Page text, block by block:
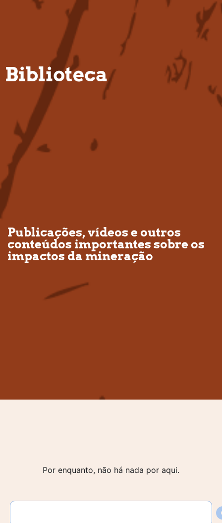
Biblioteca
Publicações, vídeos e outros
conteúdos importantes sobre os
impactos da mineração
Por enquanto, não há nada por aqui.